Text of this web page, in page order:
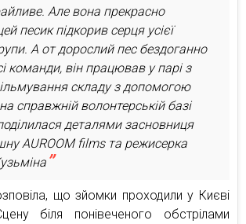
Але вона прекрасно
песик підкорив серця усієї
А от дорослий пес бездоганно
команди, він працював у парі з
складу з допомогою
справжній волонтерській базі
деталями засновниця
AUROOM films та режисерка
що зйомки проходили у Києві
біля понівеченого обстрілами